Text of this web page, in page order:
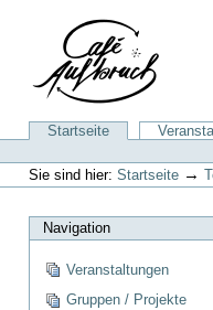
Navigation
SektionenStartseite
Benutzerspezifische
Werkzeuge
Sie sind hier: Startseite →
Navigation
Veranstaltungen
Gruppen / Projekte